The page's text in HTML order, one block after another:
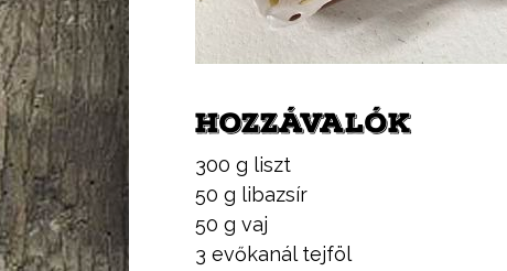
HOZZÁVALÓK
300 g liszt
50 g libazsír
50 g vaj
3 evőkanál tejföl